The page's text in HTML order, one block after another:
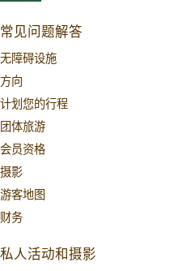
常见问题解答
无障碍设施
方向
计划您的行程
团体旅游
会员资格
摄影
游客地图
财务
私人活动和摄影